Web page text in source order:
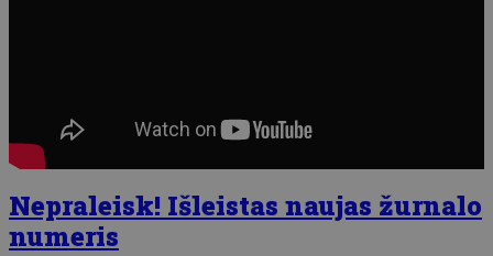
Nepraleisk! Išleistas naujas žurnalo
numeris